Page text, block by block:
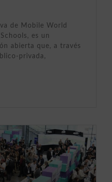
de Mobile World
es un
abierta que, a través
privada,